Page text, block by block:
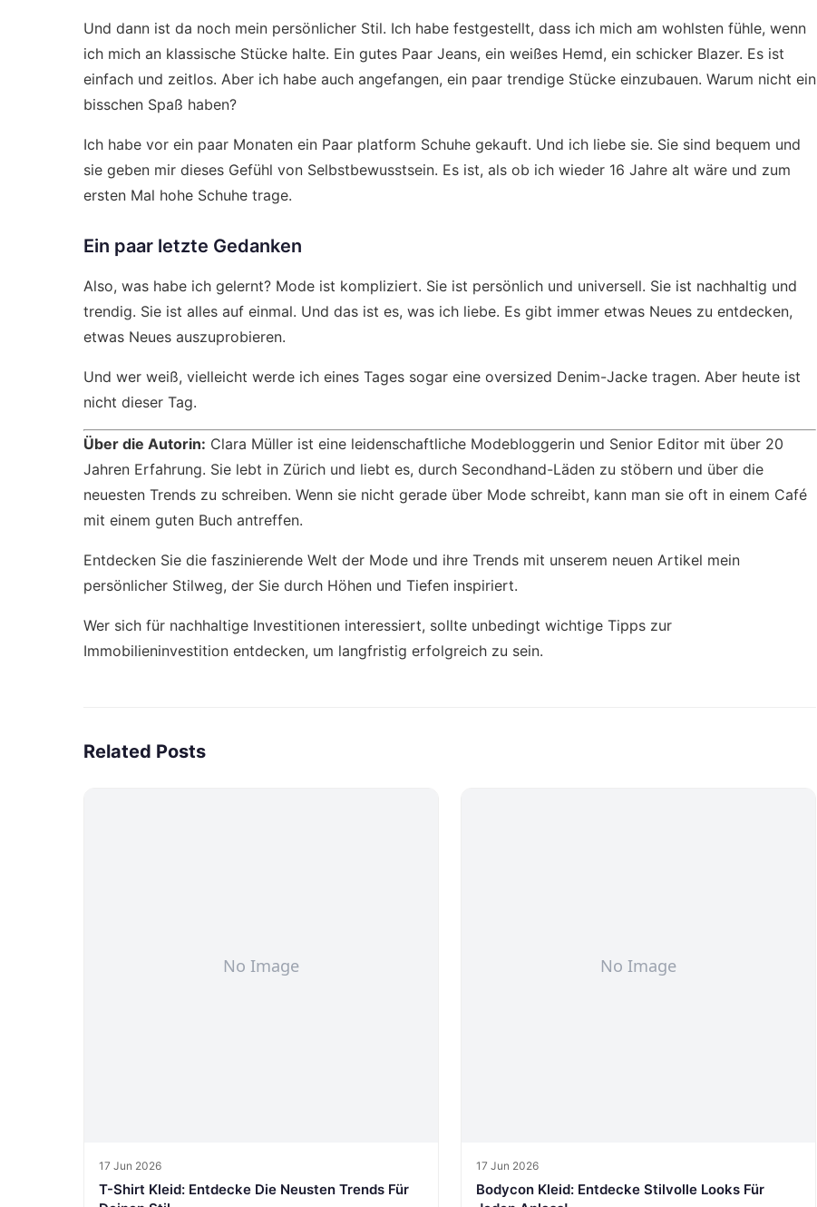
Und dann ist da noch mein persönlicher Stil. Ich habe festgestellt, dass ich mich am wohlsten fühle, wenn
ich mich an klassische Stücke halte. Ein gutes Paar Jeans, ein weißes Hemd, ein schicker Blazer. Es ist
einfach und zeitlos. Aber ich habe auch angefangen, ein paar trendige Stücke einzubauen. Warum nicht ein
bisschen Spaß haben?
Ich habe vor ein paar Monaten ein Paar platform Schuhe gekauft. Und ich liebe sie. Sie sind bequem und
sie geben mir dieses Gefühl von Selbstbewusstsein. Es ist, als ob ich wieder 16 Jahre alt wäre und zum
ersten Mal hohe Schuhe trage.
Ein paar letzte Gedanken
Also, was habe ich gelernt? Mode ist kompliziert. Sie ist persönlich und universell. Sie ist nachhaltig und
trendig. Sie ist alles auf einmal. Und das ist es, was ich liebe. Es gibt immer etwas Neues zu entdecken,
etwas Neues auszuprobieren.
Und wer weiß, vielleicht werde ich eines Tages sogar eine oversized Denim-Jacke tragen. Aber heute ist
nicht dieser Tag.
Über die Autorin: Clara Müller ist eine leidenschaftliche Modebloggerin und Senior Editor mit über 20
Jahren Erfahrung. Sie lebt in Zürich und liebt es, durch Secondhand-Läden zu stöbern und über die
neuesten Trends zu schreiben. Wenn sie nicht gerade über Mode schreibt, kann man sie oft in einem Café
mit einem guten Buch antreffen.
Entdecken Sie die faszinierende Welt der Mode und ihre Trends mit unserem neuen Artikel mein
persönlicher Stilweg, der Sie durch Höhen und Tiefen inspiriert.
Wer sich für nachhaltige Investitionen interessiert, sollte unbedingt wichtige Tipps zur
Immobilieninvestition entdecken, um langfristig erfolgreich zu sein.
Related Posts
17 Jun 2026
T-Shirt Kleid: Entdecke Die Neusten Trends Für
17 Jun 2026
Bodycon Kleid: Entdecke Stilvolle Looks Für